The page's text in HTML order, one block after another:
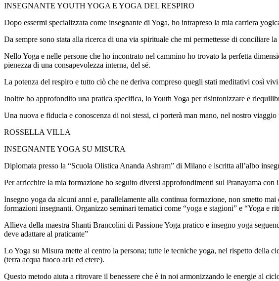
INSEGNANTE YOUTH YOGA E YOGA DEL RESPIRO
Dopo essermi specializzata come insegnante di Yoga, ho intrapreso la mia carriera
Da sempre sono stata alla ricerca di una via spirituale che mi permettesse di conciliare
Nello Yoga e nelle persone che ho incontrato nel cammino ho trovato la perfetta
pienezza di una consapevolezza interna, del sé.
La potenza del respiro e tutto ciò che ne deriva compreso quegli stati meditativi così
Inoltre ho approfondito una pratica specifica, lo Youth Yoga per risintonizzare e
Una nuova e fiducia e conoscenza di noi stessi, ci porterà man mano, nel nostro viaggio
ROSSELLA VILLA
INSEGNANTE YOGA SU MISURA
Diplomata presso la “Scuola Olistica Ananda Ashram” di Milano e iscritta all’albo
Per arricchire la mia formazione ho seguito diversi approfondimenti sul Pranayama
Insegno yoga da alcuni anni e, parallelamente alla continua formazione, non smetto
formazioni insegnanti. Organizzo seminari tematici come “yoga e stagioni” e “Yoga e
Allieva della maestra Shanti Brancolini di Passione Yoga pratico e insegno yoga
deve adattare al praticante”
Lo Yoga su Misura mette al centro la persona; tutte le tecniche yoga, nel rispetto della
(terra acqua fuoco aria ed etere).
Questo metodo aiuta a ritrovare il benessere che è in noi armonizzando le energie al